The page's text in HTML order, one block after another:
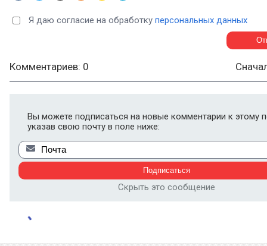
Я даю согласие на обработку персональных данных
Комментариев: 0
Вы можете подписаться на новые комментарии к этому
указав свою почту в поле ниже:
Скрыть это сообщение